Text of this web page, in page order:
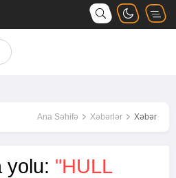
Ana Səhifə Xəbərlər Xəbər
yolu: "HULL